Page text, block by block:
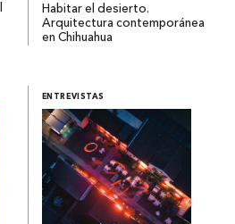
Habitar el desierto.
Arquitectura contemporánea
en Chihuahua
ENTREVISTAS